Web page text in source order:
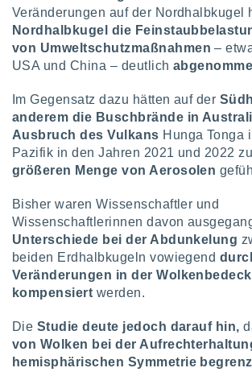
zur
zur
zur
von
durch
von
Veränderungen auf der Nordhalbkugel
Nordhalbkugel die
von Umweltschutzmaßnahmen –
USA und China – deutlich
Im Gegensatz dazu hätten auf der
anderem die Buschbrände in
Ausbruch des Vulkans Hunga Tonga
Pazifik in den Jahren 2021 und 2022
größeren Menge von Aerosolen
Bisher waren Wissenschaftler und
Wissenschaftlerinnen davon
Unterschiede bei der Abdunkelung
beiden Erdhalbkugeln vowiegend
Veränderungen in der
kompensiert werden.
Die Studie deute jedoch darauf hin,
von Wolken bei der
hemisphärischen Symmetrie